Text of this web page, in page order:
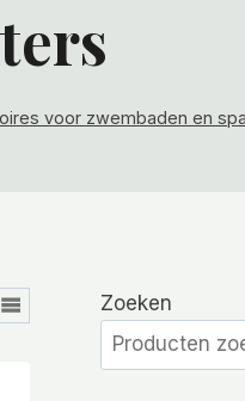
voor zwembaden en
Zoeken